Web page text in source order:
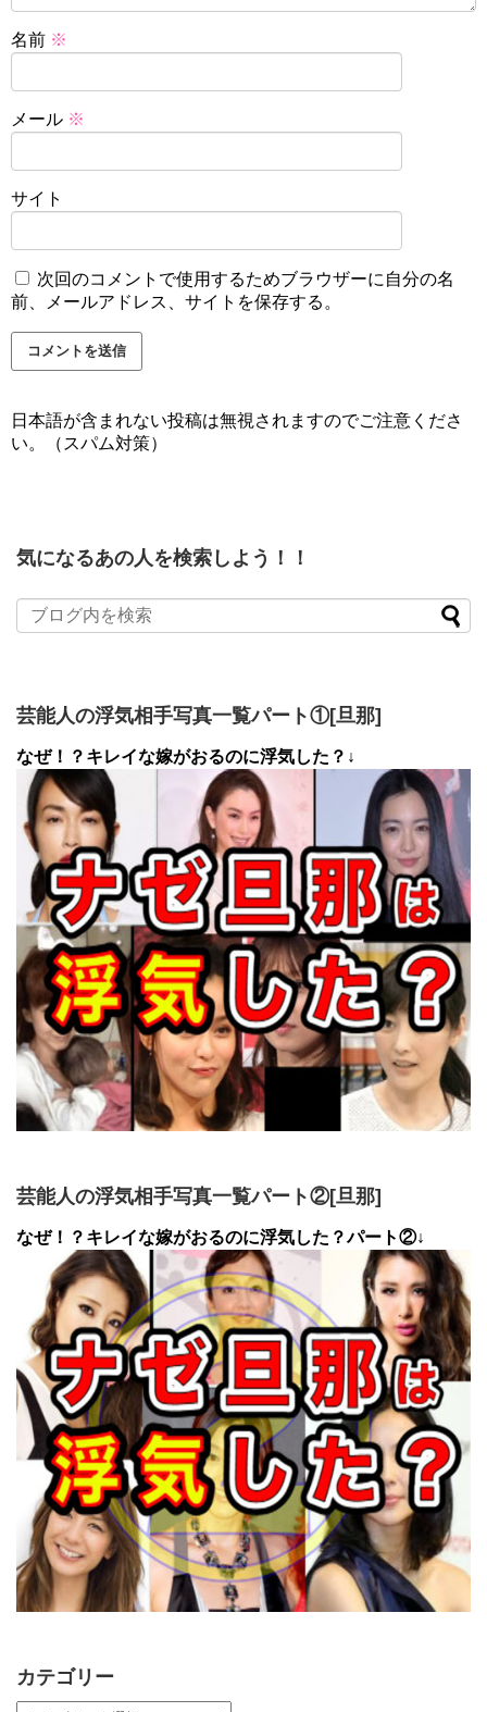
名前 ※
メール ※
サイト
次回のコメントで使用するためブラウザーに自分の名
前、メールアドレス、サイトを保存する。
日本語が含まれない投稿は無視されますのでご注意くださ
い。（スパム対策）
気になるあの人を検索しよう！！
芸能人の浮気相手写真一覧パート①[旦那]
なぜ！？キレイな嫁がおるのに浮気した？↓
芸能人の浮気相手写真一覧パート②[旦那]
なぜ！？キレイな嫁がおるのに浮気した？パート②↓
カテゴリー